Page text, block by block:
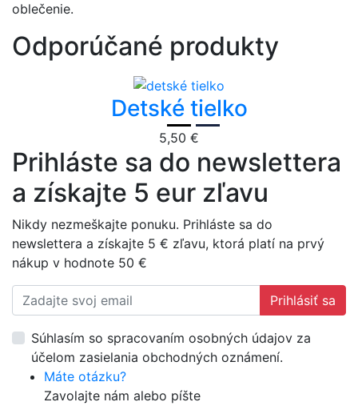
oblečenie.
Odporúčané produkty
Detské tielko
5,50 €
Prihláste sa do newslettera
a získajte 5 eur zľavu
Nikdy nezmeškajte ponuku. Prihláste sa do
newslettera a získajte 5 € zľavu, ktorá platí na prvý
nákup v hodnote 50 €
Prihlásiť sa
Súhlasím so spracovaním osobných údajov za
účelom zasielania obchodných oznámení.
Máte otázku?
Zavolajte nám alebo píšte